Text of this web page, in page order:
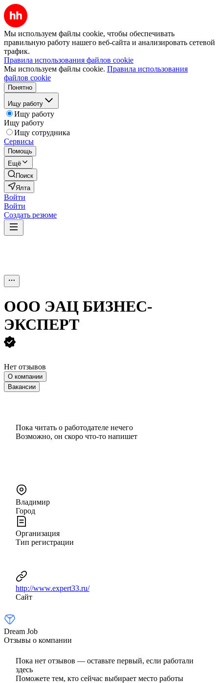
Мы используем файлы cookie, чтобы обеспечивать
правильную работу нашего веб-сайта и анализировать сетевой
трафик.
Правила использования файлов cookie
Мы используем файлы cookie. Правила использования
файлов cookie
Понятно
Ищу работу
Ищу работу
Ищу работу
Ищу сотрудника
Сервисы
Помощь
Ещё
Поиск
Ялта
Войти
Войти
Создать резюме
ООО ЭАЦ БИЗНЕС-
ЭКСПЕРТ
Нет отзывов
О компании
Вакансии
Пока читать о работодателе нечего
Возможно, он скоро что‑то напишет
Владимир
Город
Организация
Тип регистрации
http://www.expert33.ru/
Сайт
Dream Job
Отзывы о компании
Пока нет отзывов — оставьте первый, если работали
здесь
Поможете тем, кто сейчас выбирает место работы